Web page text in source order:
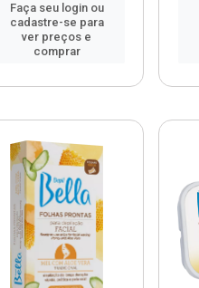
Faça seu login ou
cadastre-se para
ver preços e
comprar